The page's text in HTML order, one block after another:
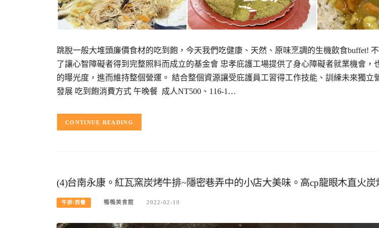
跳脫一般大堆頭廉價食材的吃到飽，今天我們吃健康、天然、原味烹調的生機飲食buffet!
了讓心智障礙者得到完整照料而成立的基金會 忠孝庇護工場提供了身心障礙者就業機會，
的曝光度，進而維持整個營運。 結合整個資源讓受庇護員工習得工作技能、訓練未來獨立
發展 吃到飽消費方式 午晚餐 成人NT500、116-1…
CONTINUE READING
(4)台南永康。紅瓦窯炭烤牛排~隱密巷弄中的小店大美味。高cp龍眼木直火炭
牛排/西餐 鴨鴨美食館 2022-02-10